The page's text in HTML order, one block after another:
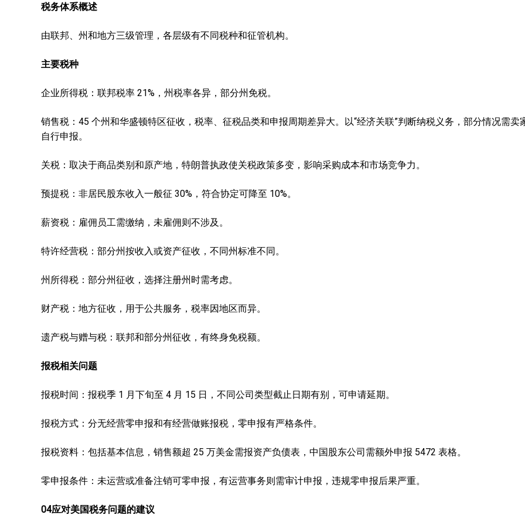
税务体系概述
由联邦、州和地方三级管理，各层级有不同税种和征管机构。
主要税种
企业所得税：联邦税率 21%，州税率各异，部分州免税。
销售税：45 个州和华盛顿特区征收，税率、征税品类和申报周期差异大。以“经济关联”判断纳税义务，部分情况需卖
自行申报。
关税：取决于商品类别和原产地，特朗普执政使关税政策多变，影响采购成本和市场竞争力。
预提税：非居民股东收入一般征 30%，符合协定可降至 10%。
薪资税：雇佣员工需缴纳，未雇佣则不涉及。
特许经营税：部分州按收入或资产征收，不同州标准不同。
州所得税：部分州征收，选择注册州时需考虑。
财产税：地方征收，用于公共服务，税率因地区而异。
遗产税与赠与税：联邦和部分州征收，有终身免税额。
报税相关问题
报税时间：报税季 1 月下旬至 4 月 15 日，不同公司类型截止日期有别，可申请延期。
报税方式：分无经营零申报和有经营做账报税，零申报有严格条件。
报税资料：包括基本信息，销售额超 25 万美金需报资产负债表，中国股东公司需额外申报 5472 表格。
零申报条件：未运营或准备注销可零申报，有运营事务则需审计申报，违规零申报后果严重。
04应对美国税务问题的建议